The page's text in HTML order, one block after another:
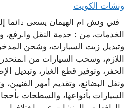
ونشات الكويت
فني ونش ام الهيمان يسعى دائما
الخدمات، من : خدمة النقل والرفع،
وتبديل زيت السيارات، وشحن
اللازم، وسحب السيارات من
الحفر، وتوفير قطع الغيار، وتبديل
ونقل البضائع، وتقديم أمهر الفنيين،
السيارات بأنواعها، والسطحات